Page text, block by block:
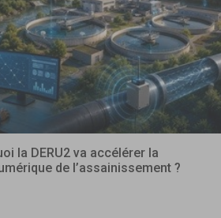
la DERU2 va accélérer la
de l’assainissement ?